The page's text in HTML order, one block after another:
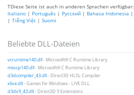
TDiese Seite ist auch in anderen Sprachen verfügbar:
Italiano | Português | Русский | Bahasa Indonesia |
| Tiếng Việt | Suomi
Beliebte DLL-Dateien
vcruntime140.dll- Microsoft® C Runtime Library
msvcp140.dll- Microsoft® C Runtime Library
d3dcompiler_43.dll- Direct3D HLSL Compiler
xlive.dll- Games for Windows - LIVE DLL
d3dx9_43.dll- Direct3D 9 Extensions